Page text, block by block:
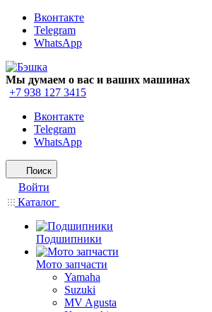
Вконтакте
Telegram
WhatsApp
Мы думаем о вас и ваших машинах
+7 938 127 3415
Вконтакте
Telegram
WhatsApp
Поиск
Войти
Каталог
Подшипники
Мото запчасти
Yamaha
Suzuki
MV Agusta